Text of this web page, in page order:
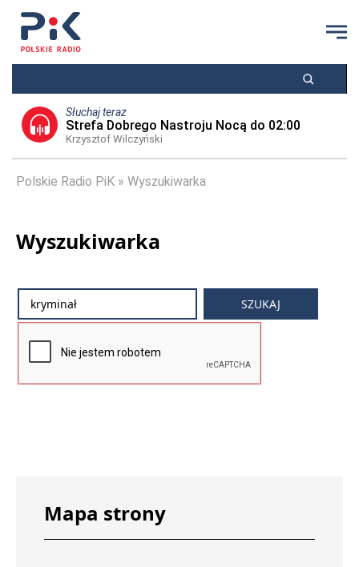
Słuchaj teraz
Strefa Dobrego Nastroju Nocą do 02:00
Krzysztof Wilczyński
Polskie Radio PiK Wyszukiwarka
Wyszukiwarka
Mapa strony